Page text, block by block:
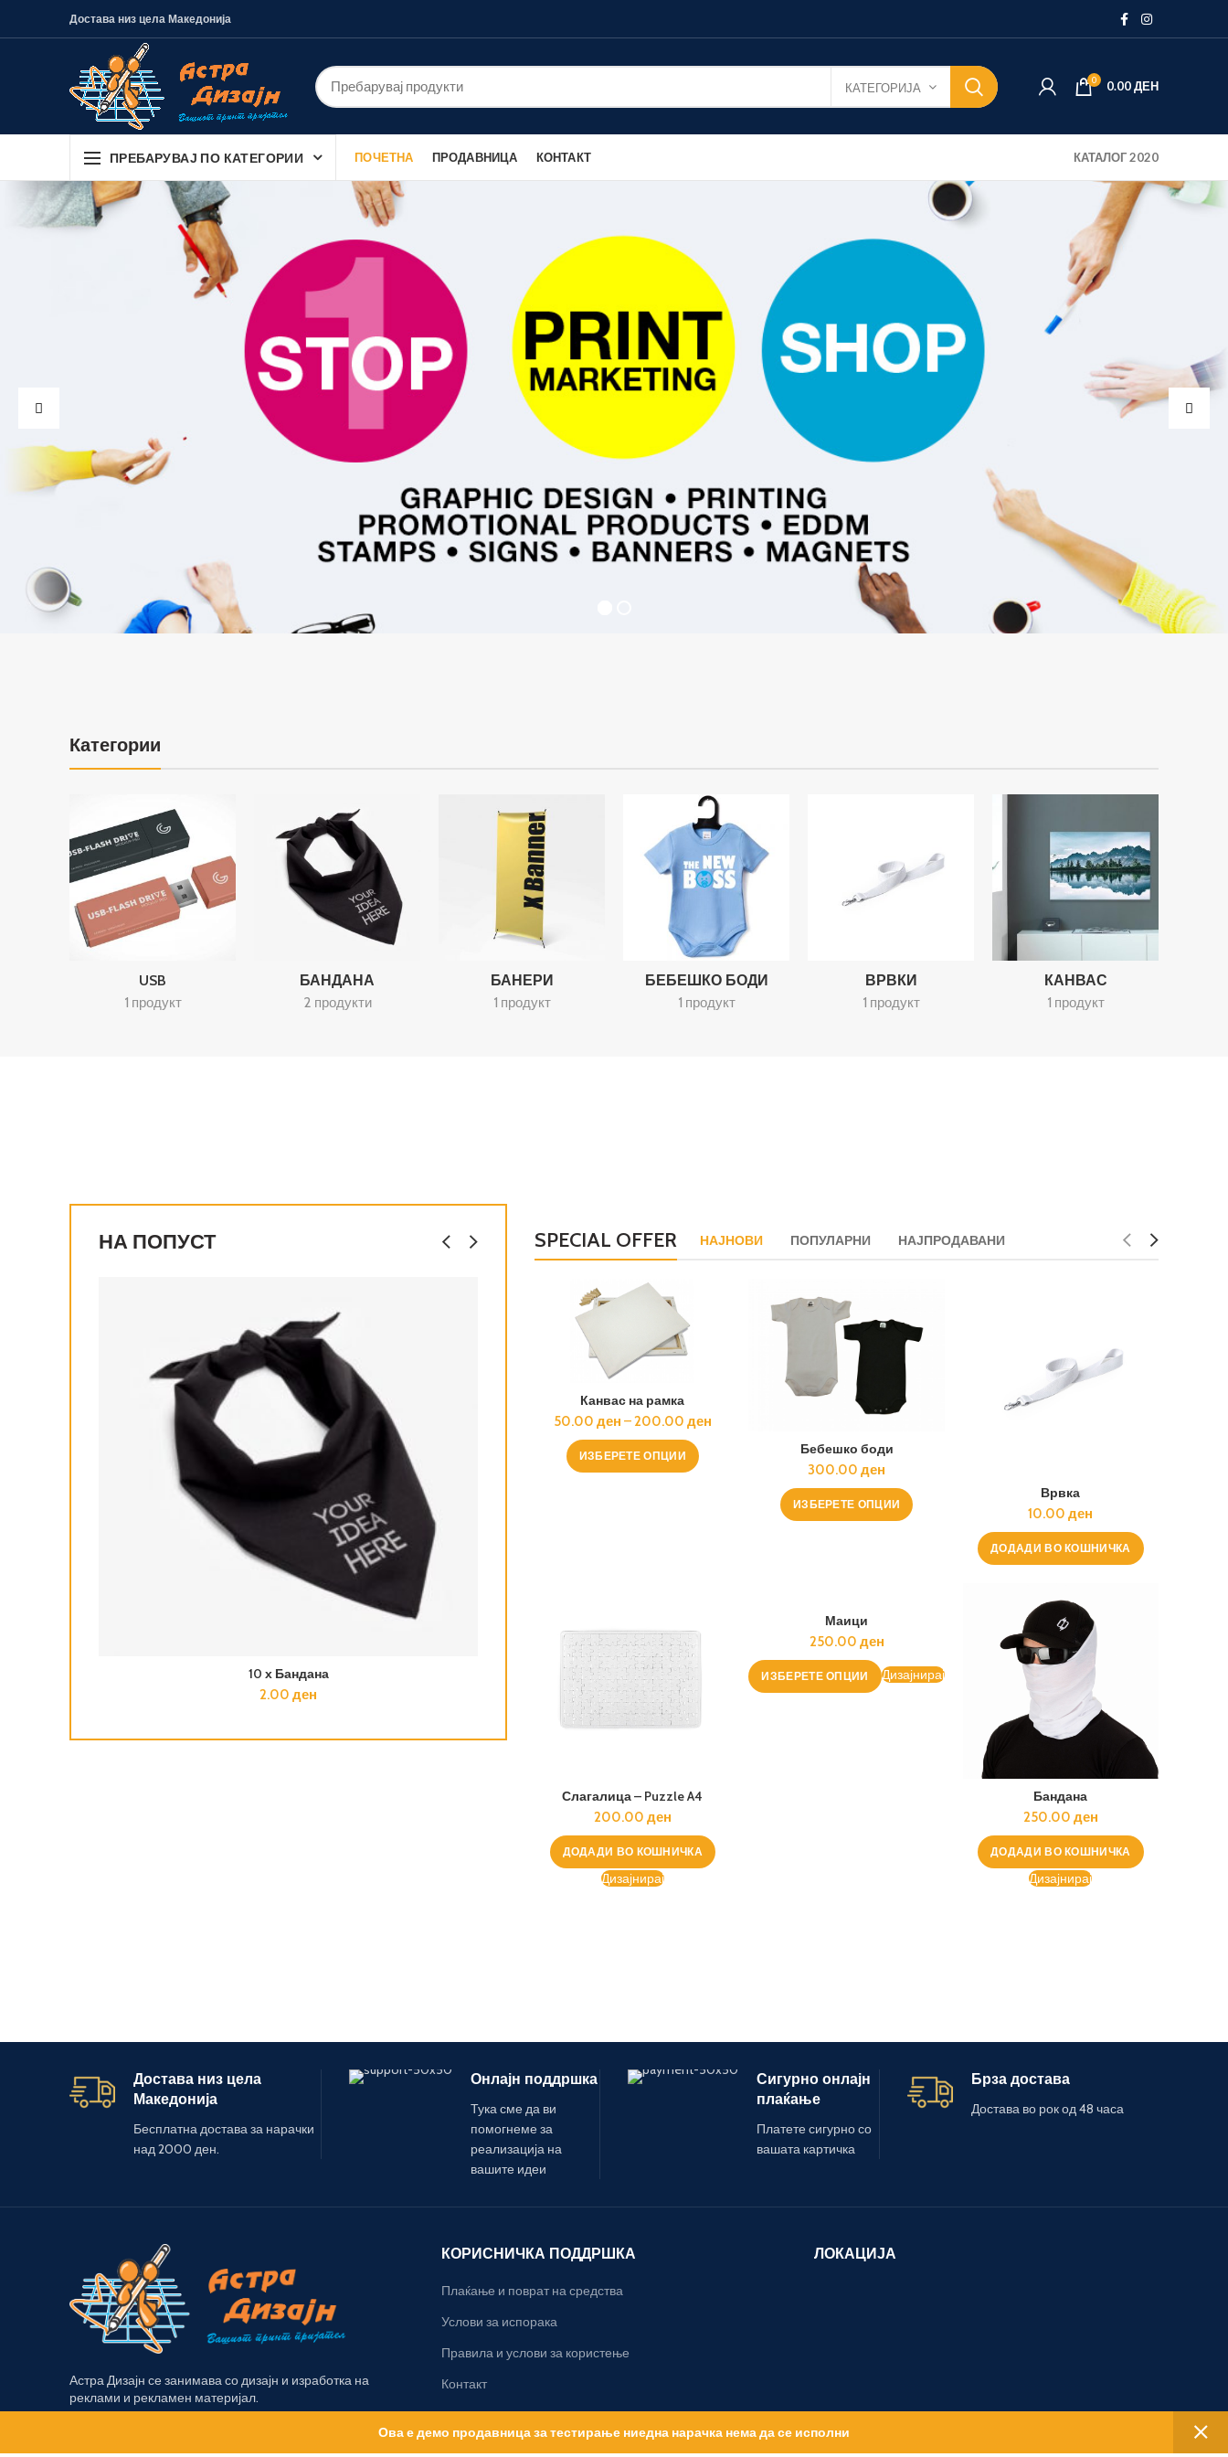
Достава низ цела Македонија
КАТЕГОРИЈА
0 0.00ДЕН
ПРЕБАРУВАЈ ПО КАТЕГОРИИ ПОЧЕТНА ПРОДАВНИЦА КОНТАКТ КАТАЛОГ 2020
Категории
USB
1 продукт
БАНДАНА
2 продукти
БАНЕРИ
1 продукт
БЕБЕШКО БОДИ
1 продукт
ВРВКИ
1 продукт
КАНВАС
1 продукт
НА ПОПУСТ
10 х Бандана
2.00 ден
100 x USB
2.00ден
2.00 ден
SPECIAL OFFER НАЈНОВИ ПОПУЛАРНИ НАЈПРОДАВАНИ
Канвас на рамка
50.00 ден –200.00 ден
ИЗБЕРЕТЕ ОПЦИИ
Бебешко боди
300.00ден
ИЗБЕРЕТЕ ОПЦИИ
Врвка
10.00ден
ДОДАДИ ВО КОШНИЧКА
Слагалица – Puzzle A4
200.00 ден
ДОДАДИ ВО КОШНИЧКА
Дизајнирај
Маици
250.00 ден
ИЗБЕРЕТЕ ОПЦИИ Дизајнирај
Бандана
250.00 ден
ДОДАДИ ВО КОШНИЧКА
Дизајнирај
Достава низ цела
Македонија
Бесплатна достава за нарачки
над 2000 ден.
Онлајн поддршка
Тука сме да ви
помогнеме за
реализација на
вашите идеи
Сигурно онлајн
плаќање
Платете сигурно со
вашата картичка
Брза достава
Достава во рок од 48 часа
Астра Дизајн се занимава со дизајн и изработка на
реклами и рекламен материјал.
КОРИСНИЧКА ПОДДРШКА
Плаќање и поврат на средства
Услови за испорака
Правила и услови за користење
Контакт
ЛОКАЦИЈА
Ова е демо продавница за тестирање ниедна нарачка нема да се исполни